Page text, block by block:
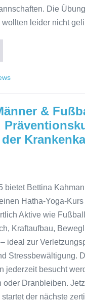
Die
leider nicht
&
bietet Bettina
Hatha-Yoga-
Aktive wie
Kraftaufbau,
ideal zur
Stressbewältigung.
jederzeit besucht
oder Dranbleiben.
der nächste